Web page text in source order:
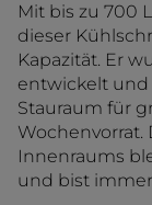
Mit bis zu 700
dieser
Kapazität. Er
entwickelt und
Stauraum für
Wochenvorrat.
Innenraums
und bist